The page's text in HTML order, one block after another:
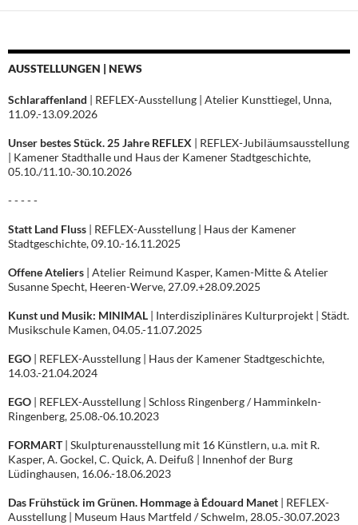
AUSSTELLUNGEN | NEWS
Schlaraffenland | REFLEX-Ausstellung | Atelier Kunsttiegel, Unna,
11.09.-13.09.2026
Unser bestes Stück. 25 Jahre REFLEX | REFLEX-Jubiläumsausstellung
| Kamener Stadthalle und Haus der Kamener Stadtgeschichte,
05.10./11.10.-30.10.2026
- - - - -
Statt Land Fluss | REFLEX-Ausstellung | Haus der Kamener
Stadtgeschichte, 09.10.-16.11.2025
Offene Ateliers | Atelier Reimund Kasper, Kamen-Mitte & Atelier
Susanne Specht, Heeren-Werve, 27.09.+28.09.2025
Kunst und Musik: MINIMAL | Interdisziplinäres Kulturprojekt | Städt.
Musikschule Kamen, 04.05.-11.07.2025
EGO | REFLEX-Ausstellung | Haus der Kamener Stadtgeschichte,
14.03.-21.04.2024
EGO | REFLEX-Ausstellung | Schloss Ringenberg / Hamminkeln-
Ringenberg, 25.08.-06.10.2023
FORMART| Skulpturenausstellung mit 16 Künstlern, u.a. mit R.
Kasper, A. Gockel, C. Quick, A. Deifuß | Innenhof der Burg
Lüdinghausen, 16.06.-18.06.2023
Das Frühstück im Grünen. Hommage à Édouard Manet | REFLEX-
Ausstellung | Museum Haus Martfeld / Schwelm, 28.05.-30.07.2023